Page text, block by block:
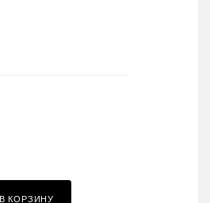
В КОРЗИНУ